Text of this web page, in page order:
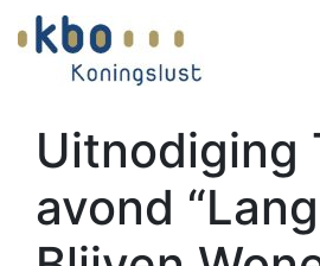
Uitnodiging
avond